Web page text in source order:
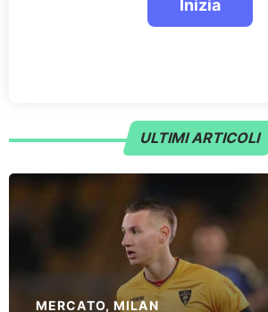
ULTIMI ARTICOLI
MERCATO,MILAN